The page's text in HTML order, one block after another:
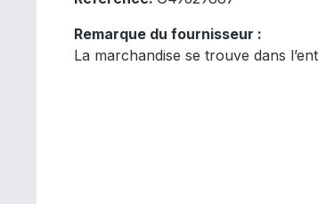
Remarque du fournisseur :
La marchandise se trouve dans